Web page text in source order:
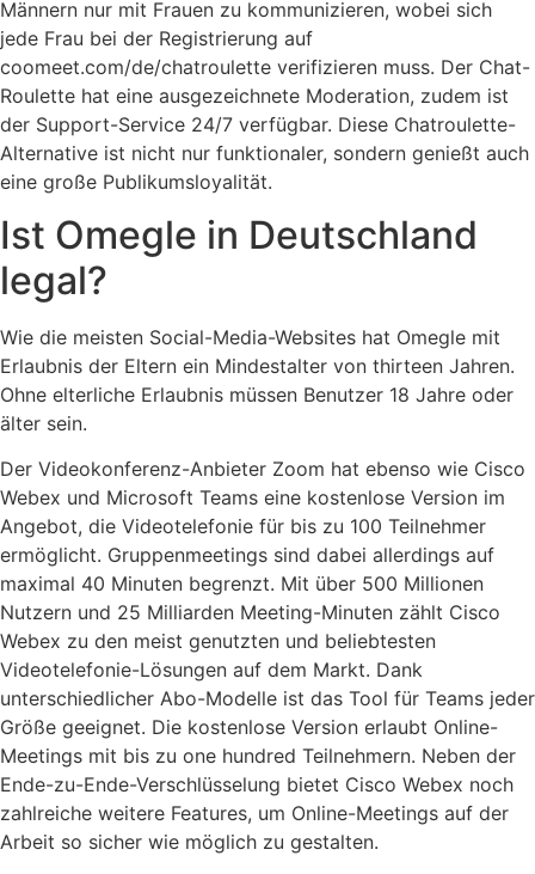
Männern nur mit Frauen zu kommunizieren, wobei sich
jede Frau bei der Registrierung auf
coomeet.com/de/chatroulette verifizieren muss. Der Chat-
Roulette hat eine ausgezeichnete Moderation, zudem ist
der Support-Service 24/7 verfügbar. Diese Chatroulette-
Alternative ist nicht nur funktionaler, sondern genießt auch
eine große Publikumsloyalität.
Ist Omegle in Deutschland
legal?
Wie die meisten Social-Media-Websites hat Omegle mit
Erlaubnis der Eltern ein Mindestalter von thirteen Jahren.
Ohne elterliche Erlaubnis müssen Benutzer 18 Jahre oder
älter sein.
Der Videokonferenz-Anbieter Zoom hat ebenso wie Cisco
Webex und Microsoft Teams eine kostenlose Version im
Angebot, die Videotelefonie für bis zu 100 Teilnehmer
ermöglicht. Gruppenmeetings sind dabei allerdings auf
maximal 40 Minuten begrenzt. Mit über 500 Millionen
Nutzern und 25 Milliarden Meeting-Minuten zählt Cisco
Webex zu den meist genutzten und beliebtesten
Videotelefonie-Lösungen auf dem Markt. Dank
unterschiedlicher Abo-Modelle ist das Tool für Teams jeder
Größe geeignet. Die kostenlose Version erlaubt Online-
Meetings mit bis zu one hundred Teilnehmern. Neben der
Ende-zu-Ende-Verschlüsselung bietet Cisco Webex noch
zahlreiche weitere Features, um Online-Meetings auf der
Arbeit so sicher wie möglich zu gestalten.